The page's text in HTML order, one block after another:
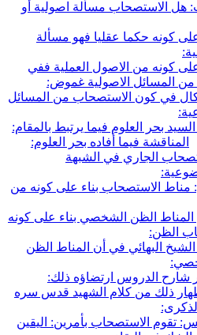
هل الاستصحاب مسألة اصولية أو
كونه حكما عقليا فهو مسألة
كونه من الاصول العملية ففي
المسائل الاصولية غموض:
في كون الاستصحاب من المسائل
بحر العلوم فيما يرتبط بالمقام:
فيما أفاده بحر العلوم:
الجاري في الشبهة
مناط الاستصحاب بناء على كونه من
الظن الشخصي بناء على كونه
الظن:
البهائي في أن المناط الظن
الدروس ارتضاؤه ذلك:
ذلك من كلام الشهيد قدس سره
تقوم الاستصحاب بأمرين: اليقين